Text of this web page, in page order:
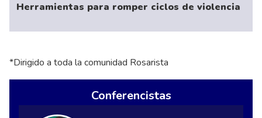
Herramientas para romper ciclos de violencia
*Dirigido a toda la comunidad Rosarista
Conferencistas